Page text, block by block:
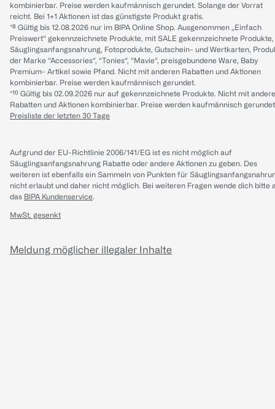
kombinierbar. Preise werden kaufmännisch gerundet. Solange der Vorrat
reicht. Bei 1+1 Aktionen ist das günstigste Produkt gratis.
*⁸ Gültig bis 12.08.2026 nur im BIPA Online Shop. Ausgenommen „Einfach
Preiswert“ gekennzeichnete Produkte, mit SALE gekennzeichnete Produkte,
Säuglingsanfangsnahrung, Fotoprodukte, Gutschein- und Wertkarten,
der Marke “Accessories“, “Tonies“, “Mavie“, preisgebundene Ware, Baby
Premium- Artikel sowie Pfand. Nicht mit anderen Rabatten und Aktionen
kombinierbar. Preise werden kaufmännisch gerundet.
*¹⁰ Gültig bis 02.09.2026 nur auf gekennzeichnete Produkte. Nicht mit
Rabatten und Aktionen kombinierbar. Preise werden kaufmännisch
Preisliste der letzten 30 Tage
Aufgrund der EU-Richtlinie 2006/141/EG ist es nicht möglich auf
Säuglingsanfangsnahrung Rabatte oder andere Aktionen zu geben. Des
weiteren ist ebenfalls ein Sammeln von Punkten für
nicht erlaubt und daher nicht möglich. Bei weiteren Fragen wende dich bitte
das BIPA Kundenservice.
MwSt. gesenkt
Meldung möglicher illegaler Inhalte